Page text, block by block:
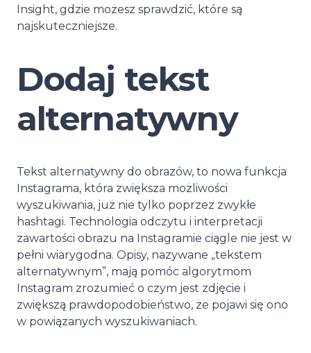
Insight, gdzie możesz sprawdzić, które są
najskuteczniejsze.
Dodaj tekst
alternatywny
Tekst alternatywny do obrazów, to nowa funkcja
Instagrama, która zwiększa możliwości
wyszukiwania, już nie tylko poprzez zwykłe
hashtagi. Technologia odczytu i interpretacji
zawartości obrazu na Instagramie ciągle nie jest w
pełni wiarygodna. Opisy, nazywane „tekstem
alternatywnym”, mają pomóc algorytmom
Instagram zrozumieć o czym jest zdjęcie i
zwiększą prawdopodobieństwo, że pojawi się ono
w powiązanych wyszukiwaniach.